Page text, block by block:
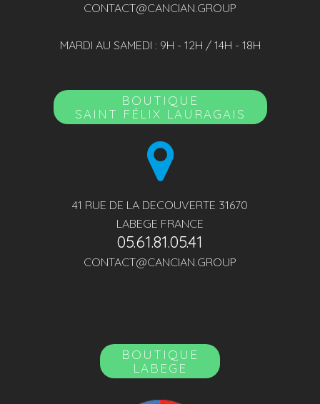
CONTACT@CANCIAN.GROUP
MARDI AU SAMEDI : 9H - 12H / 14H - 18H
BOUTIQUE
SAINT FÉLIX LAURAGAIS
41 RUE DE LA DECOUVERTE 31670
LABEGE FRANCE
05.61.81.05.41
CONTACT@CANCIAN.GROUP
BOUTIQUE
LABEGE